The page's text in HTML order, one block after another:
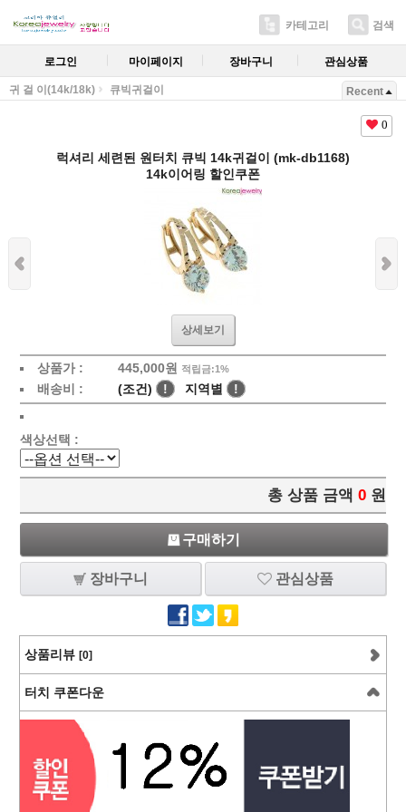
카테고리 검색
로그인 마이페이지 장바구니 관심상품
귀 걸 이(14k/18k) 큐빅귀걸이 Recent
0
럭셔리 세련된 원터치 큐빅 14k귀걸이 (mk-db1168)
14k이어링 할인쿠폰
상세보기
상품가 : 445,000원 적립금:1%
배송비 : (조건) ! 지역별 !
색상선택 :
총 상품 금액 0 원
구매하기
장바구니 관심상품
상품리뷰 [0]
터치 쿠폰다운